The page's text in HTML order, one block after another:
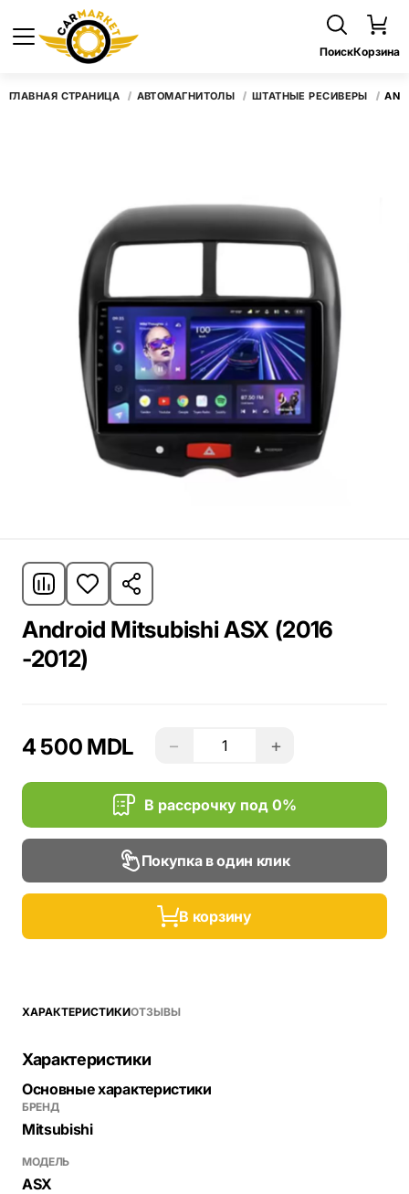
ПоискКорзина
ГЛАВНАЯ СТРАНИЦА АВТОМАГНИТОЛЫ ШТАТНЫЕ РЕСИВЕРЫ
Android Mitsubishi ASX (2016
-2012)
4 500 MDL − +
В рассрочку под 0%
Покупка в один клик
В корзину
ХАРАКТЕРИСТИКИОТЗЫВЫ
Характеристики
Основные характеристики
БРЕНД
Mitsubishi
МОДЕЛЬ
ASX